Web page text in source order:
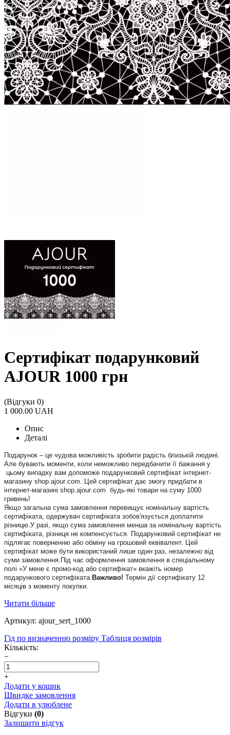
Сертифікат подарунковий
AJOUR 1000 грн
(Відгуки 0)
1 000.00 UAH
Опис
Деталі
Подарунок – це чудова можливість зробити радість близькій людині.
Але бувають моменти, коли неможливо передбачити її бажання у
цьому випадку вам допоможе подарунковий сертифікат інтернет-
магазину shop.ajour com
Цей сертифікат дає змогу придбати в
інтернет-магазині shop ajour com будь-які товари на суму 1000
гривень!
Якщо загальна сума замовлення перевищує номінальну вартість
сертифіката, одержувач сертифіката зобов'язується доплатити
різницю.У разі, якщо сума замовлення менша за номінальну вартість
сертифіката, різниця не компенсується. Подарунковий сертифікат не
підлягає поверненню або обміну на грошовий еквівалент. Цей
сертифікат може бути використаний лише один раз, незалежно від
суми замовлення.Під час оформлення замовлення в спеціальному
полі «У мене є промо-код або сертифікат» вкажіть номер
подарункового сертифіката. Важливо! Термін дії сертифікату 12
місяців з моменту покупки.
Читати більше
Артикул: ajour_sert_1000
Гід по визначенню розміру Таблиця розмірів
Кількість:
−
+
Додати у кошик
Швидке замовлення
Додати в улюблене
Відгуки (0)
Залишити відгук